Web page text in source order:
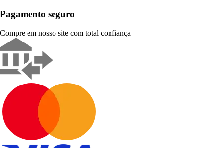
Pagamento seguro
Compre em nosso site com total confiança